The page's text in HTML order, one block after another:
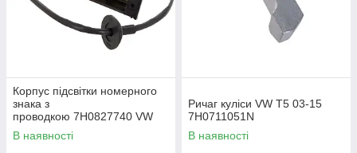
Корпус підсвітки номерного
знака з
проводкою 7H0827740 VW
Caddy III (2K) 2004-2015
/ Caddy IV (SA) 2016-
В наявності
Ричаг куліси VW T5 03-15
7H0711051N
В наявності